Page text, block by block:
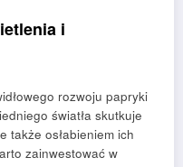
i
rozwoju papryki
światła skutkuje
także osłabieniem ich
zainwestować w